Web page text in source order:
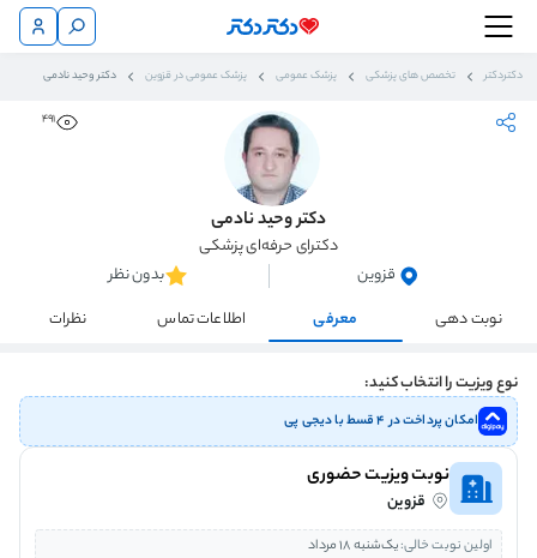
دکتردکتر تخصص های پزشکی پزشک عمومی پزشک عمومی در قزوین دکتر وحید نادمی
491
دکتر وحید نادمی
دکترای حرفه‌ای پزشکی
قزوین
بدون نظر
نوبت دهی
معرفی اطلاعات تماس نظرات
نوع ویزیت را انتخاب کنید:
امکان پرداخت در ۴ قسط با دیجی پی
نوبت ویزیت حضوری
قزوین
اولین نوبت خالی:یک‌شنبه 18 مرداد